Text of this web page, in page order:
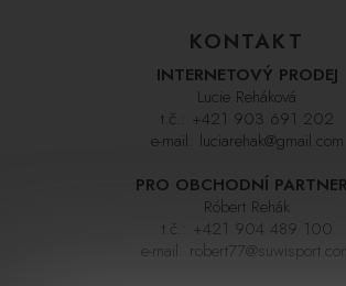
KONTAKT
INTERNETOVÝ PRODEJ
Lucie Reháková
t.č.: +421 903 691 202
e-mail: luciarehak@gmail.com
PRO OBCHODNÍ
Róbert Rehák
t.č.:
+421 904 489 100
e-mail: